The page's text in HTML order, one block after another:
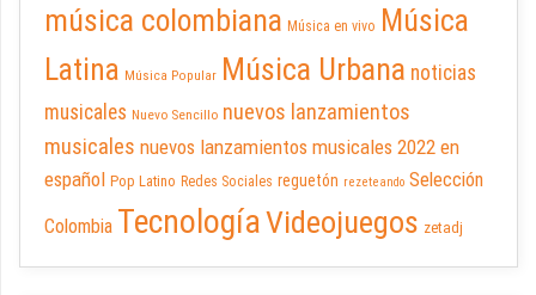
música colombiana Música en vivo Música
Latina Música Popular Música Urbana noticias
musicales Nuevo Sencillo nuevos lanzamientos
musicales nuevos lanzamientos musicales 2022 en
español Pop Latino Redes Sociales reguetón rezeteando Selección
Colombia TecnologíaVideojuegos zetadj